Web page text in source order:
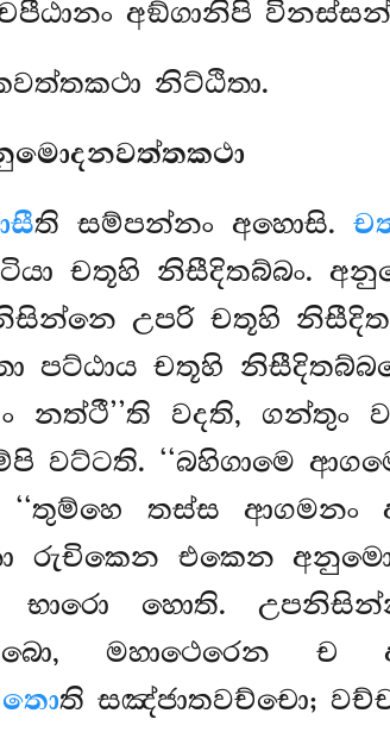
අඞ්ගානිපි
නිට්ඨිතා.
ති සම්පන්නං අහොසි.
චතූහි නිසීදිතබ්බං.
උපරි චතූහි
පට්ඨාය චතූහි
වදති, ගන්තුං
වට්ටති. ‘‘බහිගාමෙ
තස්ස ආගමනං
රුචිකෙන එකෙන
හොති.
මහාථෙරෙන ච
ති සඤ්ජාතවච්චො;